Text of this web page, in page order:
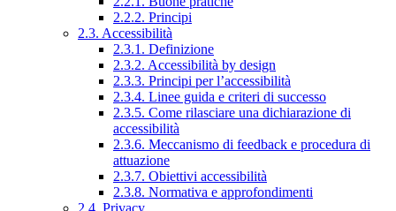
2.2.2. Principi
2.3. Accessibilità
2.3.1. Definizione
2.3.2. Accessibilità by design
2.3.3. Principi per l’accessibilità
2.3.4. Linee guida e criteri di successo
2.3.5. Come rilasciare una dichiarazione di
accessibilità
2.3.6. Meccanismo di feedback e procedura di
attuazione
2.3.7. Obiettivi accessibilità
2.3.8. Normativa e approfondimenti
2.4. Privacy